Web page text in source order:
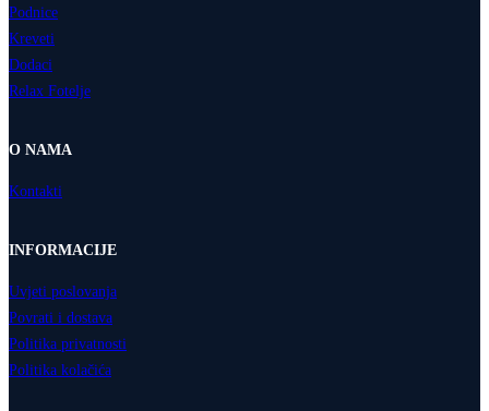
Podnice
Kreveti
Dodaci
Relax Fotelje
O NAMA
Kontakti
INFORMACIJE
Uvjeti poslovanja
Povrati i dostava
Politika privatnosti
Politika kolačića